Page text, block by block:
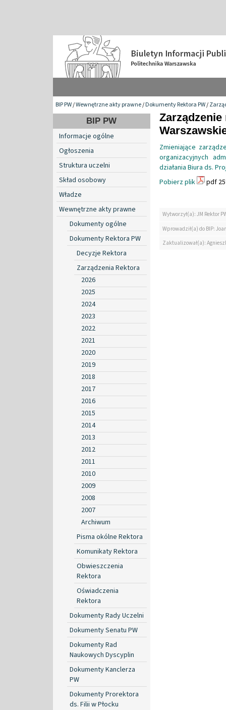
BIP PW/Wewnętrzne akty prawne/Dokumenty Rektora PW/
BIP PW
Informacje ogólne
Ogłoszenia
Struktura uczelni
Skład osobowy
Władze
Wewnętrzne akty prawne
Dokumenty ogólne
Dokumenty Rektora PW
Decyzje Rektora
Zarządzenia Rektora
2026
2025
2024
2023
2022
2021
2020
2019
2018
2017
2016
2015
2014
2013
2012
2011
2010
2009
2008
2007
Archiwum
Pisma okólne Rektora
Komunikaty Rektora
Obwieszczenia
Rektora
Oświadczenia
Rektora
Dokumenty Rady Uczelni
Dokumenty Senatu PW
Dokumenty Rad
Naukowych Dyscyplin
Dokumenty Kanclerza
PW
Dokumenty Prorektora
ds. Filii w Płocku
Zmieniające
organizacyjnych
działania Biura ds.
Pobierz plik
pdf
Wytworzył(a): JM Rektor
Wprowadził(a) do BIP:
Zaktualizował(a):